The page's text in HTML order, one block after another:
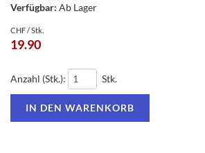
Verfügbar: Ab Lager
CHF / Stk.
19.90
Anzahl (Stk.): Stk.